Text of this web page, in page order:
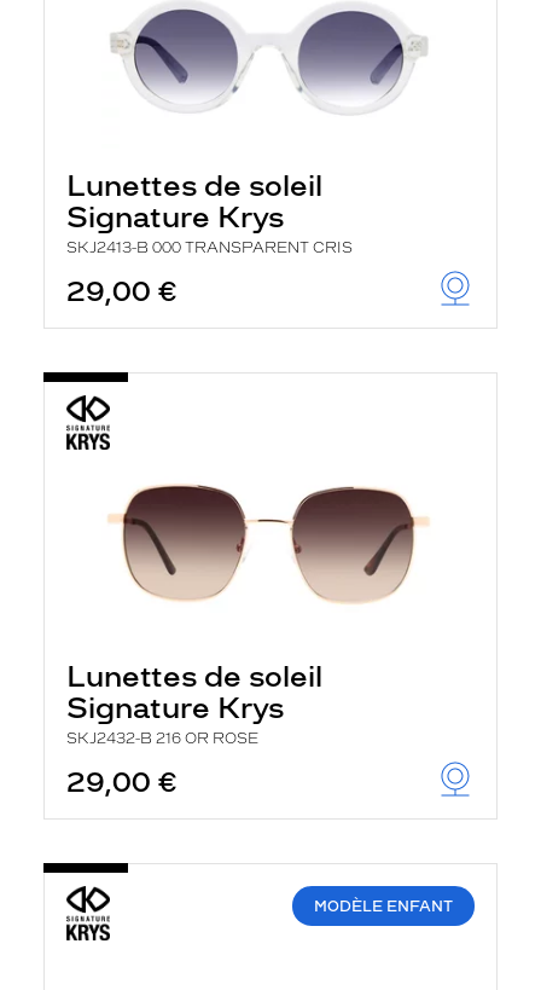
Lunettes de soleil
Signature Krys
SKJ2413-B 000 TRANSPARENT CRIS
29,00 €
Lunettes de soleil
Signature Krys
SKJ2432-B 216 OR ROSE
29,00 €
MODÈLE ENFANT